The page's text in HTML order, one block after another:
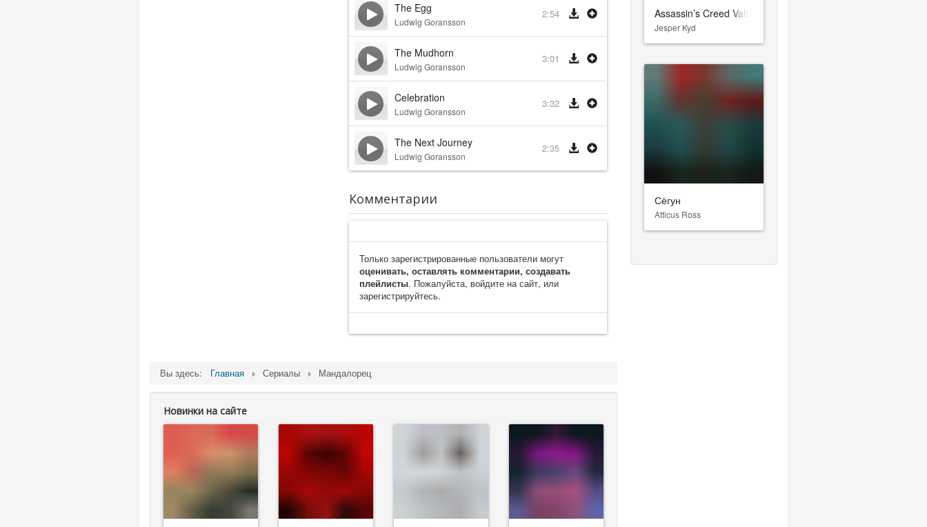
The Egg
Ludwig Goransson
2:54
The Mudhorn
Ludwig Goransson
3:01
Celebration
Ludwig Goransson
3:32
The Next Journey
Ludwig Goransson
2:35
Комментарии
Только зарегистрированные пользователи могут
оценивать, оставлять комментарии, создавать
плейлисты. Пожалуйста, войдите на сайт, или
зарегистрируйтесь.
Вы здесь: Главная Сериалы Мандалорец
Новинки на сайте
Assassin’s Creed Valhalla
Jesper Kyd
Сёгун
Atticus Ross